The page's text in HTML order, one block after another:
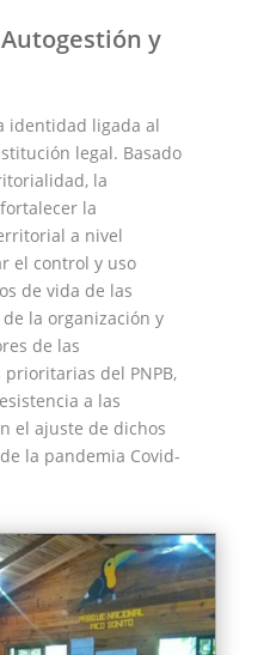
y
identidad ligada al
legal. Basado
la
la
a nivel
el control y uso
de vida de las
la organización y
de las
del PNPB,
a las
el ajuste de dichos
la pandemia Covid-